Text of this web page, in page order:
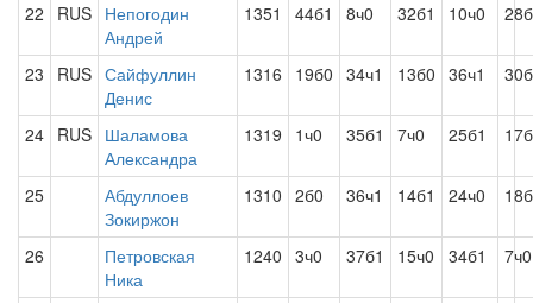
22 RUS Непогодин
Андрей
1351 44б1 8ч0 32б1 10ч0
23 RUS Сайфуллин
Денис
1316 19б0 34ч1 13б0 36ч1
24 RUS Шаламова
Александра
1319 1ч0 35б1 7ч0 25б1
25
Абдуллоев
Зокиржон
1310 2б0 36ч1 14б1 24ч0
26
Петровская
Ника
1240 3ч0 37б1 15ч0 34б1 7ч0